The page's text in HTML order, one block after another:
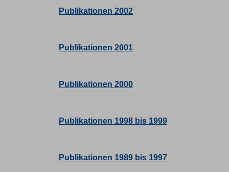
Publikationen 2002
Publikationen 2001
Publikationen 2000
Publikationen 1998 bis 1999
Publikationen 1989 bis 1997